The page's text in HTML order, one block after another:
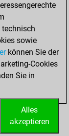
0
3
technisch
sowie
können Sie der
Cookies
Sie in
Alles
akzeptieren